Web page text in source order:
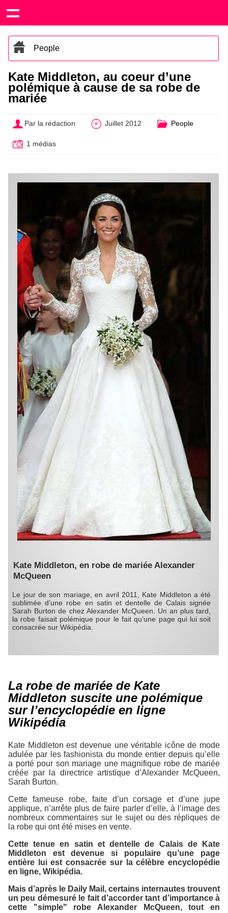
People
Kate Middleton, au coeur d’une
polémique à cause de sa robe de
mariée
Par la rédaction Juillet 2012 People
1 médias
Kate Middleton, en robe de mariée Alexander
McQueen
Le jour de son mariage, en avril 2011, Kate Middleton a été
sublimée d’une robe en satin et dentelle de Calais signée
Sarah Burton de chez Alexander McQueen. Un an plus tard,
la robe faisait polémique pour le fait qu’une page qui lui soit
consacrée sur Wikipédia.
La robe de mariée de Kate
Middleton suscite une polémique
sur l’encyclopédie en ligne
Wikipédia
Kate Middleton est devenue une véritable icône de mode
adulée par les fashionista du monde entier depuis qu’elle
a porté pour son mariage une magnifique robe de mariée
créée par la directrice artistique d’Alexander McQueen,
Sarah Burton.
Cette fameuse robe, faite d’un corsage et d’une jupe
applique, n’arrête plus de faire parler d’elle, à l’image des
nombreux commentaires sur le sujet ou des répliques de
la robe qui ont été mises en vente.
Cette tenue en satin et dentelle de Calais de Kate
Middleton est devenue si populaire qu’une page
entière lui est consacrée sur la célèbre encyclopédie
en ligne, Wikipédia.
Mais d’après le Daily Mail , certains internautes trouvent
un peu démesuré le fait d’accorder tant d’importance à
cette "simple" robe Alexander McQueen, tout en